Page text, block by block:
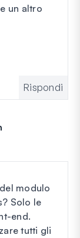
un altro
Rispondi
modulo
Solo le
end.
tutti gli